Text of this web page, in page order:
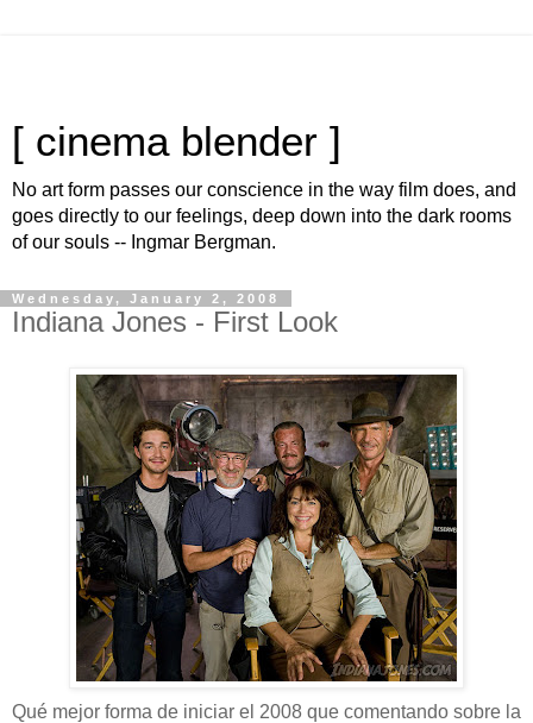
[ cinema blender ]
No art form passes our conscience in the way film does, and
goes directly to our feelings, deep down into the dark rooms
of our souls -- Ingmar Bergman.
Wednesday, January 2, 2008
Indiana Jones - First Look
Qué mejor forma de iniciar el 2008 que comentando sobre la